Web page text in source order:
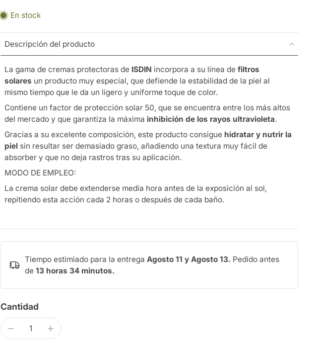
En stock
Descripción del producto
La gama de cremas protectoras de ISDIN incorpora a su línea de filtros
solares un producto muy especial, que defiende la estabilidad de la piel al
mismo tiempo que le da un ligero y uniforme toque de color.
Contiene un factor de protección solar 50, que se encuentra entre los más altos
del mercado y que garantiza la máxima inhibición de los rayos ultravioleta.
Gracias a su excelente composición, este producto consigue hidratar y nutrir la
piel sin resultar ser demasiado graso, añadiendo una textura muy fácil de
absorber y que no deja rastros tras su aplicación.
MODO DE EMPLEO:
La crema solar debe extenderse media hora antes de la exposición al sol,
repitiendo esta acción cada 2 horas o después de cada baño.
Tiempo estimiado para la entrega Agosto 11 y Agosto 13. Pedido antes
de 13 horas 34 minutos.
Cantidad